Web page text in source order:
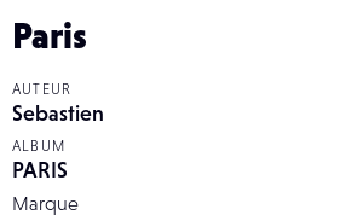
Paris
AUTEUR
Sebastien
ALBUM
PARIS
Marque